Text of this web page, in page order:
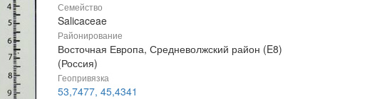
Семейство
Salicaceae
Районирование
Восточная Европа, Средневолжский район (E8)
(Россия)
Геопривязка
53,7477, 45,4341